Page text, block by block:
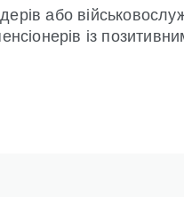
або
із